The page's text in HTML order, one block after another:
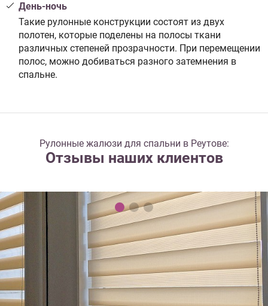
День-ночь
Такие рулонные конструкции состоят из двух
полотен, которые поделены на полосы ткани
различных степеней прозрачности. При перемещении
полос, можно добиваться разного затемнения в
спальне.
Рулонные жалюзи для спальни в Реутове:
Отзывы наших клиентов